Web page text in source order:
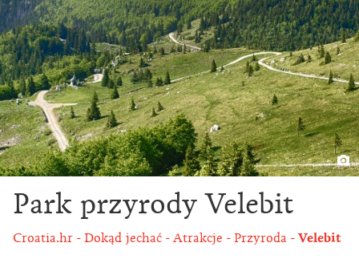
Park przyrody Velebit
Croatia.hr Dokąd jechać Atrakcje Przyroda Velebit